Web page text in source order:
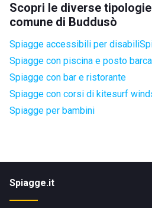
Scopri le diverse
comune di Buddusò
Spiagge accessibili per disabili
Spiagge con piscina e posto barca
Spiagge con bar e ristorante
Spiagge con corsi di kitesurf
Spiagge per bambini
Spiagge.it